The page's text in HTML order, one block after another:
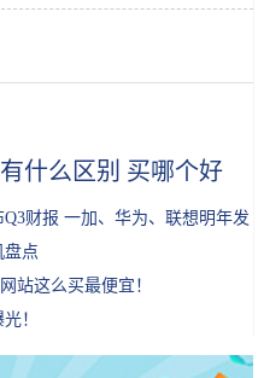
什么区别 买哪个好
财报 一加、华为、联想明年发
盘点
站这么买最便宜！
！